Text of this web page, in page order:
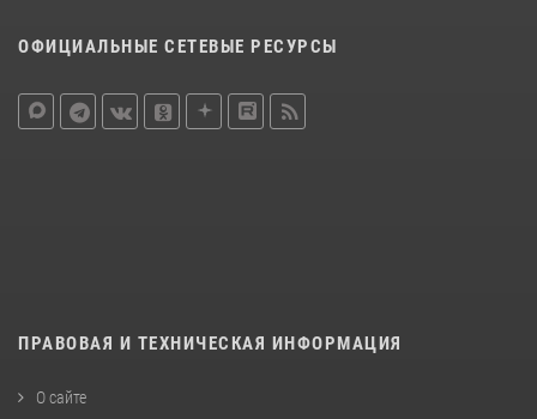
ОФИЦИАЛЬНЫЕ СЕТЕВЫЕ РЕСУРСЫ
ПРАВОВАЯ И ТЕХНИЧЕСКАЯ ИНФОРМАЦИЯ
О сайте